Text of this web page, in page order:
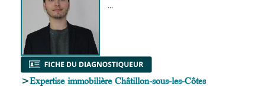
...
>Expertise immobilière Châtillon-sous-les-Côtes